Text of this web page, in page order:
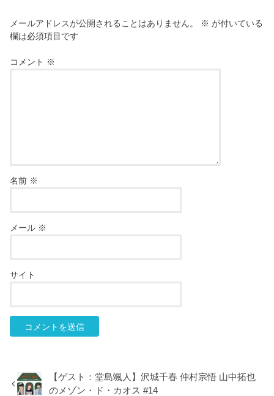
メールアドレスが公開されることはありません。 ※ が付いている
欄は必須項目です
コメント ※
名前 ※
メール ※
サイト
【ゲスト：堂島颯人】沢城千春 仲村宗悟 山中拓也
のメゾン・ド・カオス #14